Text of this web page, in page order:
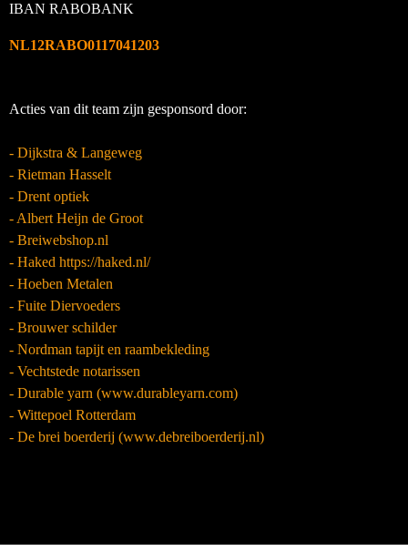
IBAN RABOBANK
NL12RABO0117041203
Acties van dit team zijn gesponsord door:
- Dijkstra & Langeweg
- Rietman Hasselt
- Drent optiek
- Albert Heijn de Groot
- Breiwebshop.nl
- Haked https://haked.nl/
- Hoeben Metalen
- Fuite Diervoeders
- Brouwer schilder
- Nordman tapijt en raambekleding
- Vechtstede notarissen
- Durable yarn (www.durableyarn.com)
- Wittepoel Rotterdam
- De brei boerderij (www.debreiboerderij.nl)